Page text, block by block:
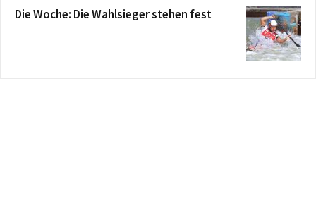
Die Woche: Die Wahlsieger stehen fest